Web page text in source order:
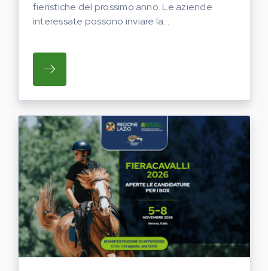
fieristiche del prossimo anno. Le aziende
interessate possono inviare la...
SU REGIONE LAZIO E ARSIAL HANNO